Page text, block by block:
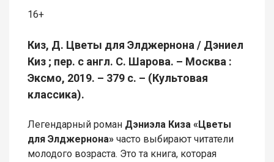
16+
Киз, Д. Цветы для Элджернона / Дэниел
Киз ; пер. с англ. С. Шарова. – Москва :
Эксмо, 2019. – 379 с. – (Культовая
классика).
Легендарный роман Дэниэла Киза «Цветы
для Элджернона» часто выбирают читатели
молодого возраста. Это та книга, которая